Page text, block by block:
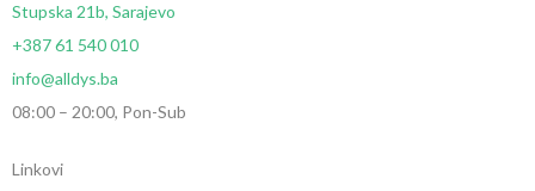
Stupska 21b, Sarajevo
+387 61 540 010
info@alldys.ba
08:00 – 20:00, Pon-Sub
Linkovi